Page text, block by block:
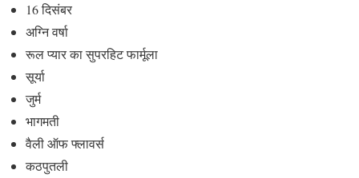
16 दिसंबर
अग्नि वर्षा
रूल प्यार का सुपरहिट फार्मूला
सूर्या
जुर्म
भागमती
वैली ऑफ फ्लावर्स
कठपुतली